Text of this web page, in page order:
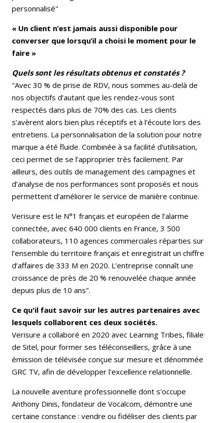
personnalisé"
« Un client n’est jamais aussi disponible pour
converser que lorsqu’il a choisi le moment pour le
faire »
Quels sont les résultats obtenus et constatés ?
"Avec 30 % de prise de RDV, nous sommes au-delà de
nos objectifs d’autant que les rendez-vous sont
respectés dans plus de 70% des cas. Les clients
s’avèrent alors bien plus réceptifs et à l’écoute lors des
entretiens. La personnalisation de la solution pour notre
marque a été fluide. Combinée à sa facilité d’utilisation,
ceci permet de se l’approprier très facilement. Par
ailleurs, des outils de management des campagnes et
d’analyse de nos performances sont proposés et nous
permettent d’améliorer le service de manière continue.
Verisure est le N°1 français et européen de l’alarme
connectée, avec 640 000 clients en France, 3 500
collaborateurs, 110 agences commerciales réparties sur
l’ensemble du territoire français et enregistrait un chiffre
d’affaires de 333 M en 2020. L’entreprise connaît une
croissance de près de 20 % renouvelée chaque année
depuis plus de 10 ans".
Ce qu'il faut savoir sur les autres partenaires avec
lesquels collaborent ces deux sociétés.
Verisure a collaboré en 2020 avec Learning Tribes, filiale
de Sitel, pour former ses téléconseillers, grâce à une
émission de télévisée conçue sur mesure et dénommée
GRC TV, afin de développer l'excellence relationnelle.
La nouvelle aventure professionnelle dont s'occupe
Anthony Dinis, fondateur de Vocalcom, démontre une
certaine constance : vendre ou fidéliser des clients par